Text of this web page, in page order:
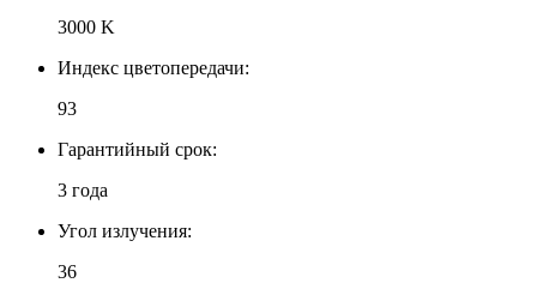
3000 K
Индекс цветопередачи:
93
Гарантийный срок:
3 года
Угол излучения:
36